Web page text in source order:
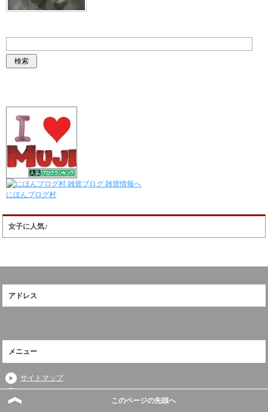
にほんブログ村
女子に人気♪
アドレス
メニュー
サイトマップ
このページの先頭へ